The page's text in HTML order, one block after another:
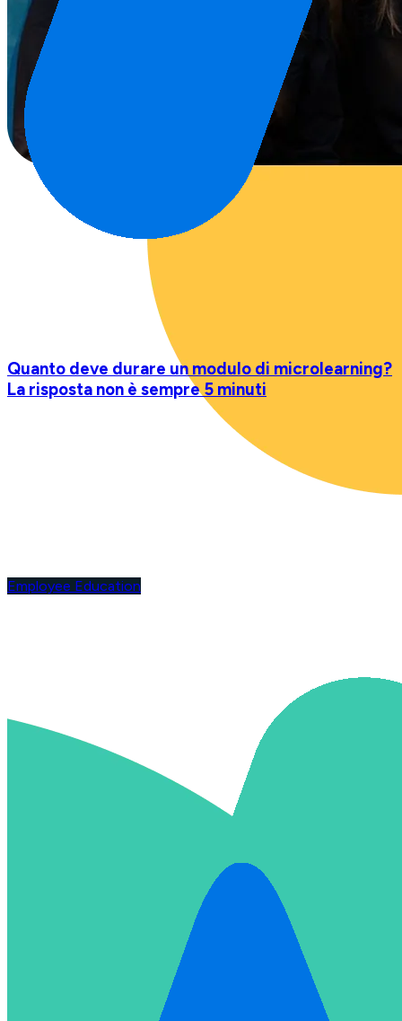
Quanto deve durare un modulo di microlearning?
La risposta non è sempre 5 minuti
Employee Education